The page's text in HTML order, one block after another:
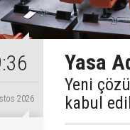
2026
Yasa
Yeni
kabul